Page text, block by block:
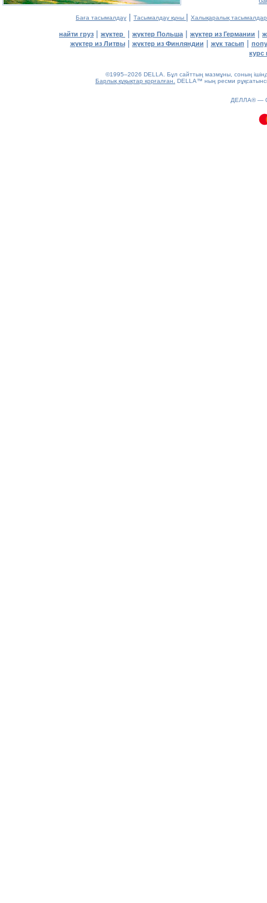
Баға тасымалдау | Тасымалдау құны | Халықаралық
найти груз | жүктер | жүктер Польша | жүктер из Германии |
жүктер из Литвы| жүктер из Финляндии | жүк тасып |
курс
©1995–2026 DELLA. Бұл сайттың мазмұны, соның
Барлық құқықтар қорғалған.
DELLA™ ның ресми
ДЕЛЛА® —